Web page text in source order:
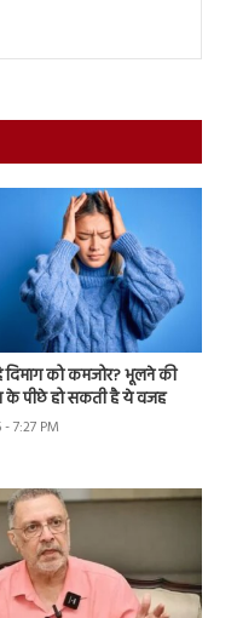
दिमाग को कमजोर? भूलने की
पीछे हो सकती है ये वजह
7:27 PM